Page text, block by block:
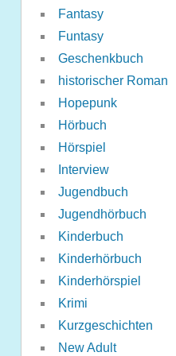
Fantasy
Funtasy
Geschenkbuch
historischer Roman
Hopepunk
Hörbuch
Hörspiel
Interview
Jugendbuch
Jugendhörbuch
Kinderbuch
Kinderhörbuch
Kinderhörspiel
Krimi
Kurzgeschichten
New Adult